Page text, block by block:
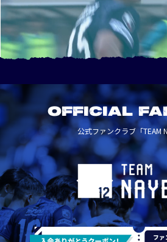
OFFICIAL
公式ファンクラブ「TEAM